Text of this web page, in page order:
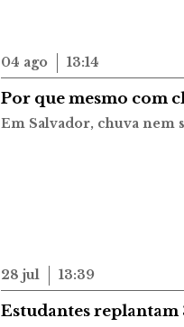
04 ago 13:14
Por que mesmo com
Em Salvador, chuva
28 jul 13:39
Estudantes